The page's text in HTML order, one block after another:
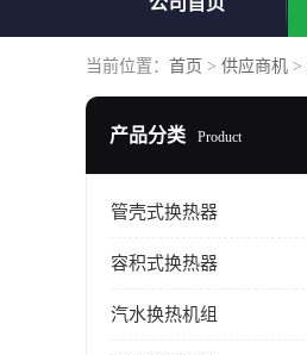
当前位置： 首页 > 供应商机 >
产品分类 Product
管壳式换热器
容积式换热器
汽水换热机组